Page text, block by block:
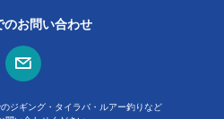
のお問い合わせ
ジギング・タイラバ・ルアー釣りなど